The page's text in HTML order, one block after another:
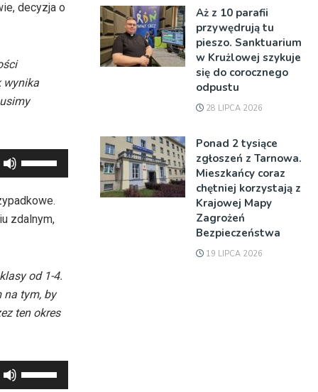
decyzja o
wynika
strzałek
do
góry
aby
zwiększyć
głośność.
zdalnym,
od 1-4.
na tym, by
ten okres
strzałek
Aż z 10 parafii
przywędrują tu
pieszo. Sanktuarium
w Krużlowej szykuje
się do corocznego
odpustu
28 LIPCA 2026
Ponad 2 tysiące
zgłoszeń z Tarnowa.
Mieszkańcy coraz
chętniej korzystają z
Krajowej Mapy
Zagrożeń
Bezpieczeństwa
19 LIPCA 2026